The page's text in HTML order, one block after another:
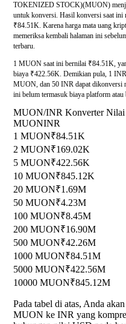
TOKENIZED STOCK)(MUON)
untuk konversi. Hasil konversi saat
₹84.51K. Karena harga mata uang
memeriksa kembali halaman ini
terbaru.
1 MUON saat ini bernilai ₹84.51K,
biaya ₹422.56K. Demikian pula, 1
MUON, dan 50 INR dapat dikonversi
ini belum termasuk biaya platform atau
MUON/INR Konverter Nilai
MUONINR
1 MUON₹84.51K
2 MUON₹169.02K
5 MUON₹422.56K
10 MUON₹845.12K
20 MUON₹1.69M
50 MUON₹4.23M
100 MUON₹8.45M
200 MUON₹16.90M
500 MUON₹42.26M
1000 MUON₹84.51M
5000 MUON₹422.56M
10000 MUON₹845.12M
Pada tabel di atas, Anda
MUON ke INR yang